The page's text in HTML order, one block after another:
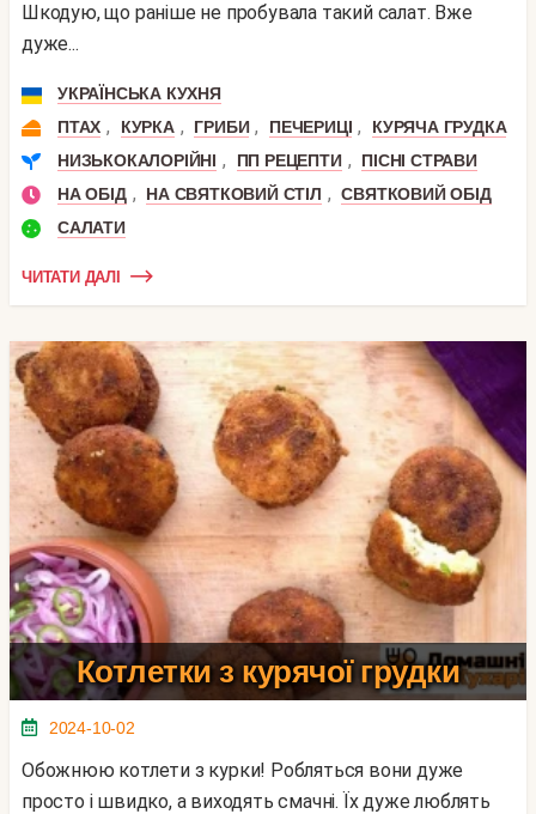
Шкодую, що раніше не пробувала такий салат. Вже
дуже...
УКРАЇНСЬКА КУХНЯ
ПТАХ , КУРКА , ГРИБИ , ПЕЧЕРИЦІ ,
КУРЯЧА ГРУДКА
НИЗЬКОКАЛОРІЙНІ , ПП РЕЦЕПТИ ,
ПІСНІ СТРАВИ
НА ОБІД , НА СВЯТКОВИЙ СТІЛ , СВЯТКОВИЙ ОБІД
САЛАТИ
ЧИТАТИ ДАЛІ
Котлетки з курячої грудки
2024-10-02
Обожнюю котлети з курки! Робляться вони дуже
просто і швидко, а виходять смачні. Їх дуже люблять